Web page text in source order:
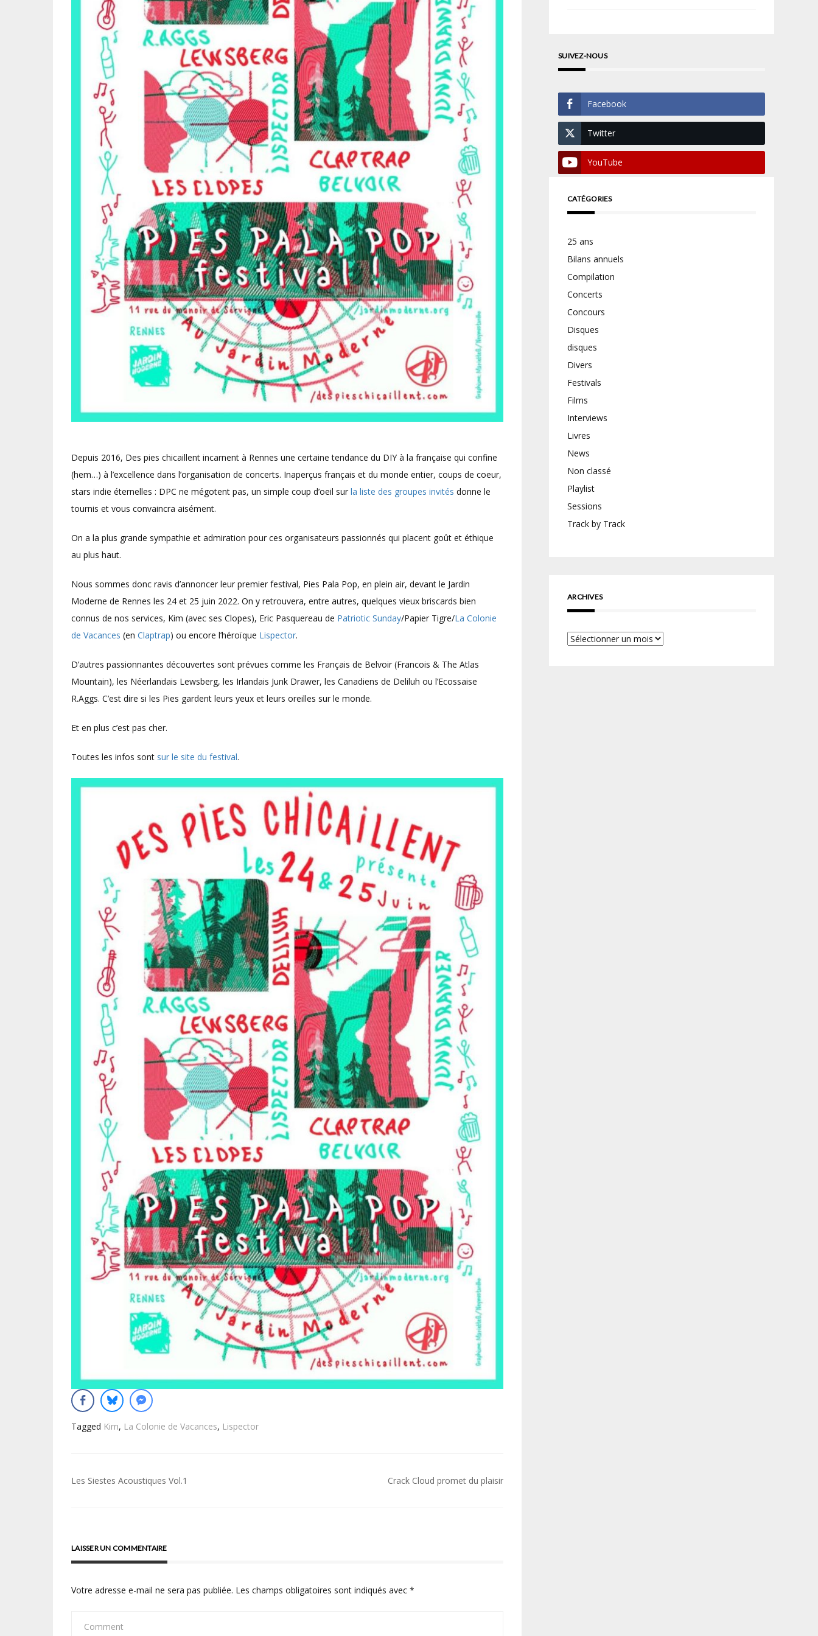
Depuis 2016, Des pies chicaillent incarnent à Rennes une certaine tendance du DIY à la française qui confine
(hem…) à l’excellence dans l’organisation de concerts. Inaperçus français et du monde entier, coups de coeur,
stars indie éternelles : DPC ne mégotent pas, un simple coup d’oeil sur la liste des groupes invités donne le
tournis et vous convaincra aisément.
On a la plus grande sympathie et admiration pour ces organisateurs passionnés qui placent goût et éthique
au plus haut.
Nous sommes donc ravis d’annoncer leur premier festival, Pies Pala Pop, en plein air, devant le Jardin
Moderne de Rennes les 24 et 25 juin 2022. On y retrouvera, entre autres, quelques vieux briscards bien
connus de nos services, Kim (avec ses Clopes), Eric Pasquereau de Patriotic Sunday/Papier Tigre/La Colonie
de Vacances (en Claptrap) ou encore l’héroïque Lispector.
D’autres passionnantes découvertes sont prévues comme les Français de Belvoir (Francois & The Atlas
Mountain), les Néerlandais Lewsberg, les Irlandais Junk Drawer, les Canadiens de Deliluh ou l’Ecossaise
R.Aggs. C’est dire si les Pies gardent leurs yeux et leurs oreilles sur le monde.
Et en plus c’est pas cher.
Toutes les infos sont sur le site du festival.
Tagged Kim, La Colonie de Vacances, Lispector
Navigation
Les Siestes Acoustiques Vol.1 Crack Cloud promet du plaisir
LAISSER UN COMMENTAIRE
Votre adresse e-mail ne sera pas publiée. Les champs obligatoires sont indiqués avec *
SUIVEZ-NOUS
Facebook
Twitter
YouTube
CATÉGORIES
25 ans
Bilans annuels
Compilation
Concerts
Concours
Disques
disques
Divers
Festivals
Films
Interviews
Livres
News
Non classé
Playlist
Sessions
Track by Track
ARCHIVES
Archives